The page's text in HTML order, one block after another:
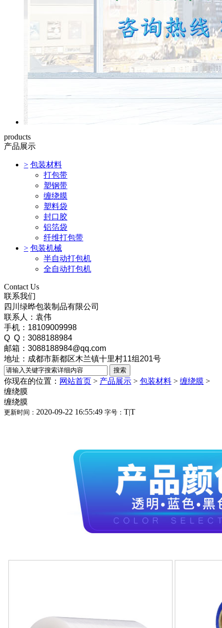
products
产品展示
> 包装材料
打包带
塑钢带
缠绕膜
塑料袋
封口胶
铝箔袋
纤维打包带
> 包装机械
半自动打包机
全自动打包机
Contact Us
联系我们
四川绿晔包装制品有限公司
联系人：袁伟
手机：18109009998
Q Q：3088188984
邮箱：3088188984@qq.com
地址：成都市新都区木兰镇十里村11组201号
你现在的位置： 网站首页 > 产品展示 > 包装材料 > 缠绕膜 >
缠绕膜
缠绕膜
更新时间： 2020-09-22 16:55:49 字号： T|T